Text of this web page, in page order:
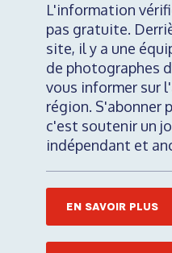
L'information
pas gratuite.
site, il y a une
de photographes
vous informer sur
région. S'abonner
c'est soutenir un
indépendant et
EN SAVOIR PLUS